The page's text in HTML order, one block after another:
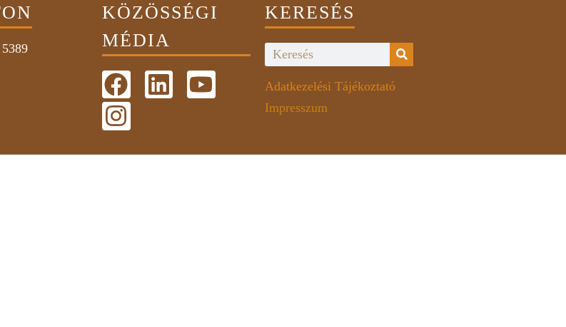
KÖZÖSSÉGI
MÉDIA
KERESÉS
Adatkezelési Tájékoztató
Impresszum